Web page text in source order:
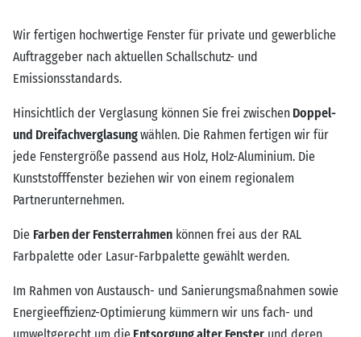
Wir fertigen hochwertige Fenster für private und gewerbliche
Auftraggeber nach aktuellen Schallschutz- und
Emissionsstandards.
Hinsichtlich der Verglasung können Sie frei zwischen Doppel-
und Dreifachverglasungwählen. Die Rahmen fertigen wir für
jede Fenstergröße passend aus Holz, Holz-Aluminium. Die
Kunststofffenster beziehen wir von einem regionalem
Partnerunternehmen.
Die Farben der Fensterrahmen können frei aus der RAL
Farbpalette oder Lasur-Farbpalette gewählt werden.
Im Rahmen von Austausch- und Sanierungsmaßnahmen sowie
Energieeffizienz-Optimierung kümmern wir uns fach- und